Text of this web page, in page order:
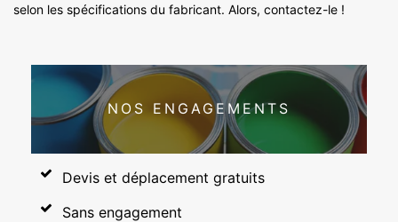
selon les spécifications du fabricant. Alors, contactez-le !
NOS ENGAGEMENTS
Devis et déplacement gratuits
Sans engagement